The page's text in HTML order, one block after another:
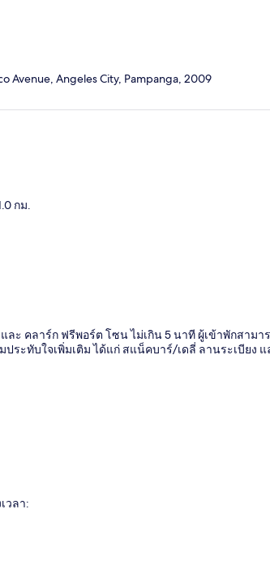
Avenue, Angeles City, Pampanga, 2009
กม.
ะ คลาร์ก ฟรีพอร์ต โซน ไม่เกิน 5 นาที ผู้เข้าพักสามา
ะทับใจเพิ่มเติม ได้แก่ สแน็คบาร์/เดลี่ ลานระเบียง
วลา: